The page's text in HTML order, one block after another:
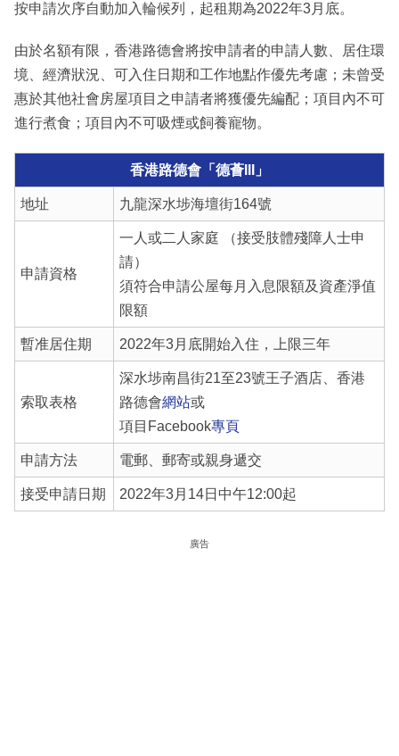
按申請次序自動加入輪候列，起租期為2022年3月底。
由於名額有限，香港路德會將按申請者的申請人數、居住環
境、經濟狀況、可入住日期和工作地點作優先考慮；未曾受
惠於其他社會房屋項目之申請者將獲優先編配；項目內不可
進行煮食；項目內不可吸煙或飼養寵物。
香港路德會「德薈III」
地址 九龍深水埗海壇街164號
申請資格
一人或二人家庭 （接受肢體殘障人士申
請）
須符合申請公屋每月入息限額及資產淨值
限額
暫准居住期 2022年3月底開始入住，上限三年
索取表格
深水埗南昌街21至23號王子酒店、香港
路德會網站或
項目Facebook專頁
申請方法 電郵、郵寄或親身遞交
接受申請日期 2022年3月14日中午12:00起
廣告